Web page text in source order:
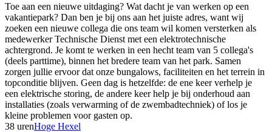
Toe aan een nieuwe uitdaging? Wat dacht je van werken op een
vakantiepark? Dan ben je bij ons aan het juiste adres, want wij
zoeken een nieuwe collega die ons team wil komen versterken als
medewerker Technische Dienst met een elektrotechnische
achtergrond. Je komt te werken in een hecht team van 5 collega's
(deels parttime), binnen het bredere team van het park. Samen
zorgen jullie ervoor dat onze bungalows, faciliteiten en het terrein in
topconditie blijven. Geen dag is hetzelfde: de ene keer verhelp je
een elektrische storing, de andere keer help je bij onderhoud aan
installaties (zoals verwarming of de zwembadtechniek) of los je
kleine problemen voor gasten op.
38 urenHoge Hexel